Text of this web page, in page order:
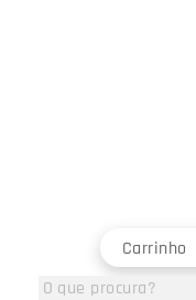
Carrinho